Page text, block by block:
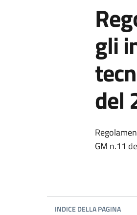
gli
del
GM n.11
INDICE DELLA PAGINA